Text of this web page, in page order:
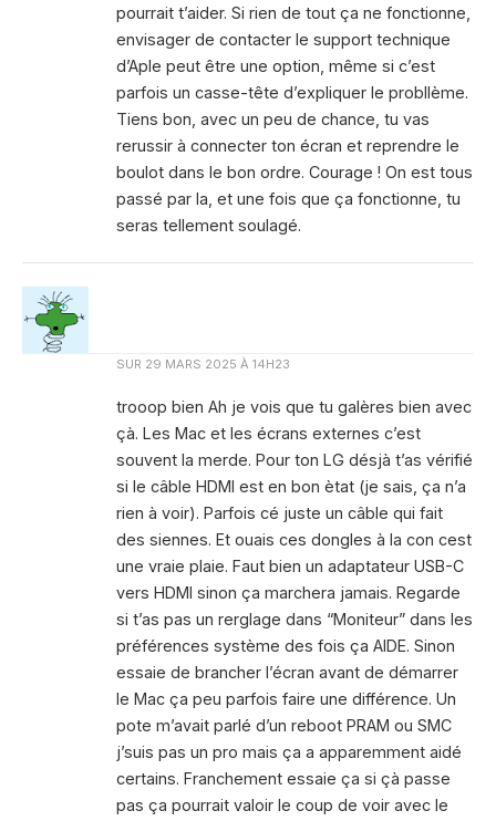
pourrait t’aider. Si rien de tout ça ne fonctionne,
envisager de contacter le support technique
d’Aple peut être une option, même si c’est
parfois un casse-tête d’expliquer le probllème.
Tiens bon, avec un peu de chance, tu vas
rerussir à connecter ton écran et reprendre le
boulot dans le bon ordre. Courage ! On est tous
passé par la, et une fois que ça fonctionne, tu
seras tellement soulagé.
SUR 29 MARS 2025 À 14H23
trooop bien Ah je vois que tu galères bien avec
çà. Les Mac et les écrans externes c’est
souvent la merde. Pour ton LG désjà t’as vérifié
si le câble HDMI est en bon ètat (je sais, ça n’a
rien à voir). Parfois cé juste un câble qui fait
des siennes. Et ouais ces dongles à la con cest
une vraie plaie. Faut bien un adaptateur USB-C
vers HDMI sinon ça marchera jamais. Regarde
si t’as pas un rerglage dans “Moniteur” dans les
préférences système des fois ça AIDE. Sinon
essaie de brancher l’écran avant de démarrer
le Mac ça peu parfois faire une différence. Un
pote m’avait parlé d’un reboot PRAM ou SMC
j’suis pas un pro mais ça a apparemment aidé
certains. Franchement essaie ça si çà passe
pas ça pourrait valoir le coup de voir avec le